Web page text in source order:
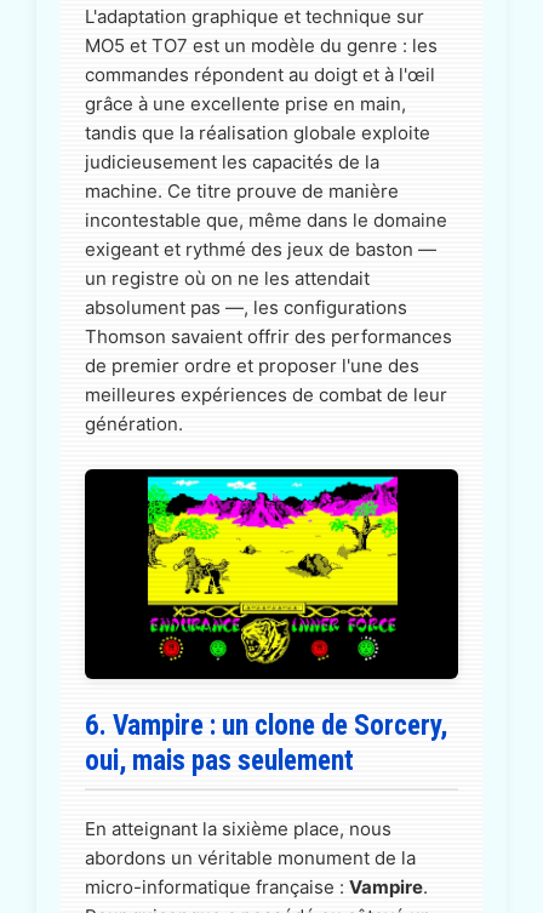
L'adaptation graphique et technique sur
MO5 et TO7 est un modèle du genre : les
commandes répondent au doigt et à l'œil
grâce à une excellente prise en main,
tandis que la réalisation globale exploite
judicieusement les capacités de la
machine. Ce titre prouve de manière
incontestable que, même dans le domaine
exigeant et rythmé des jeux de baston —
un registre où on ne les attendait
absolument pas —, les configurations
Thomson savaient offrir des performances
de premier ordre et proposer l'une des
meilleures expériences de combat de leur
génération.
6. Vampire : un clone de Sorcery,
oui, mais pas seulement
En atteignant la sixième place, nous
abordons un véritable monument de la
micro-informatique française : Vampire.